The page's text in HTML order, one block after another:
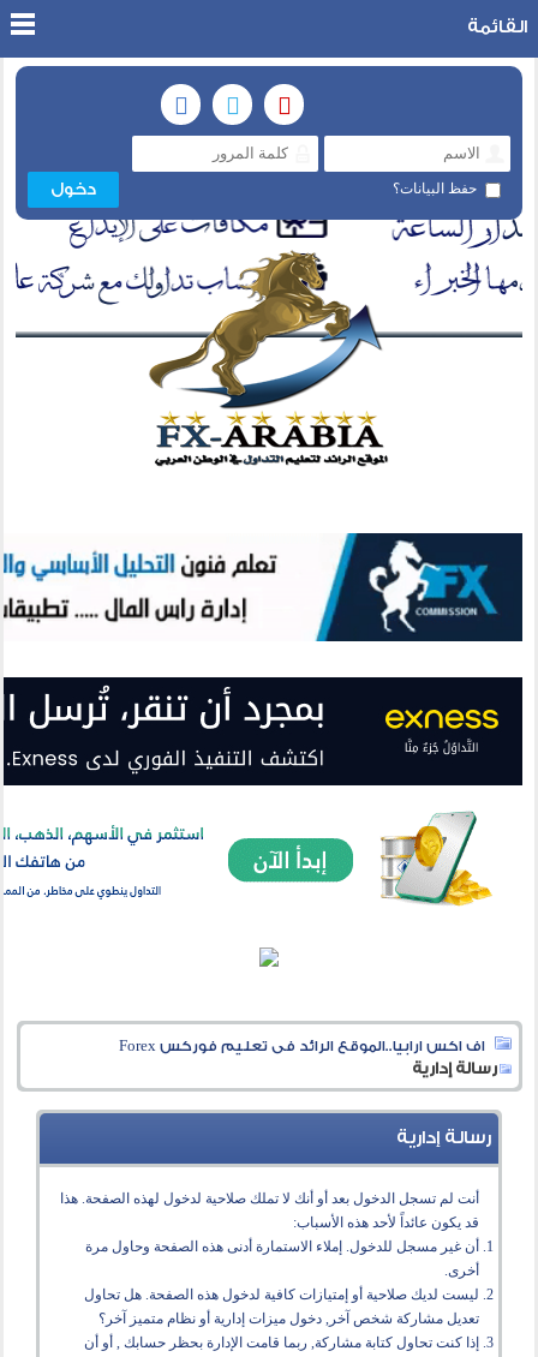
حفظ البيانات؟
القائمة
اف اكس ارابيا..الموقع الرائد فى تعليم فوركس Forex
رسالة إدارية
رسالة إدارية
أنت لم تسجل الدخول بعد أو أنك لا تملك صلاحية لدخول لهذه الصفحة. هذا
قد يكون عائداً لأحد هذه الأسباب:
أن غير مسجل للدخول. إملاء الاستمارة أدنى هذه الصفحة وحاول مرة
أخرى.
ليست لديك صلاحية أو إمتيازات كافية لدخول هذه الصفحة. هل تحاول
تعديل مشاركة شخص آخر, دخول ميزات إدارية أو نظام متميز آخر؟
إذا كنت تحاول كتابة مشاركة, ربما قامت الإدارة بحظر حسابك , أو أن